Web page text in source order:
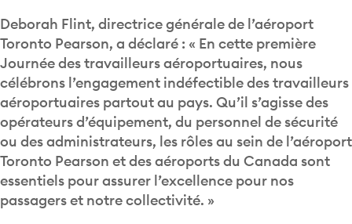
Deborah Flint, directrice générale de l’aéroport
Toronto Pearson, a déclaré : « En cette première
Journée des travailleurs aéroportuaires, nous
célébrons l’engagement indéfectible des travailleurs
aéroportuaires partout au pays. Qu’il s’agisse des
opérateurs d’équipement, du personnel de sécurité
ou des administrateurs, les rôles au sein de l’aéroport
Toronto Pearson et des aéroports du Canada sont
essentiels pour assurer l’excellence pour nos
passagers et notre collectivité. »